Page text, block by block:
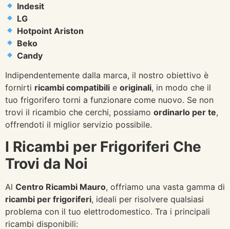
Indesit
LG
Hotpoint Ariston
Beko
Candy
Indipendentemente dalla marca, il nostro obiettivo è
fornirti ricambi compatibili e originali, in modo che il
tuo frigorifero torni a funzionare come nuovo. Se non
trovi il ricambio che cerchi, possiamo ordinarlo per te,
offrendoti il miglior servizio possibile.
I Ricambi per Frigoriferi Che
Trovi da Noi
Al Centro Ricambi Mauro, offriamo una vasta gamma di
ricambi per frigoriferi, ideali per risolvere qualsiasi
problema con il tuo elettrodomestico. Tra i principali
ricambi disponibili: